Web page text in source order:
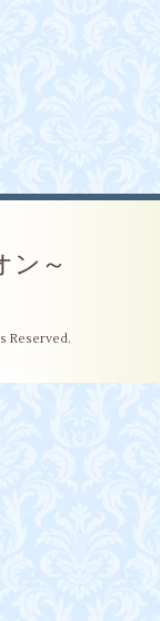
ン～
Reserved.